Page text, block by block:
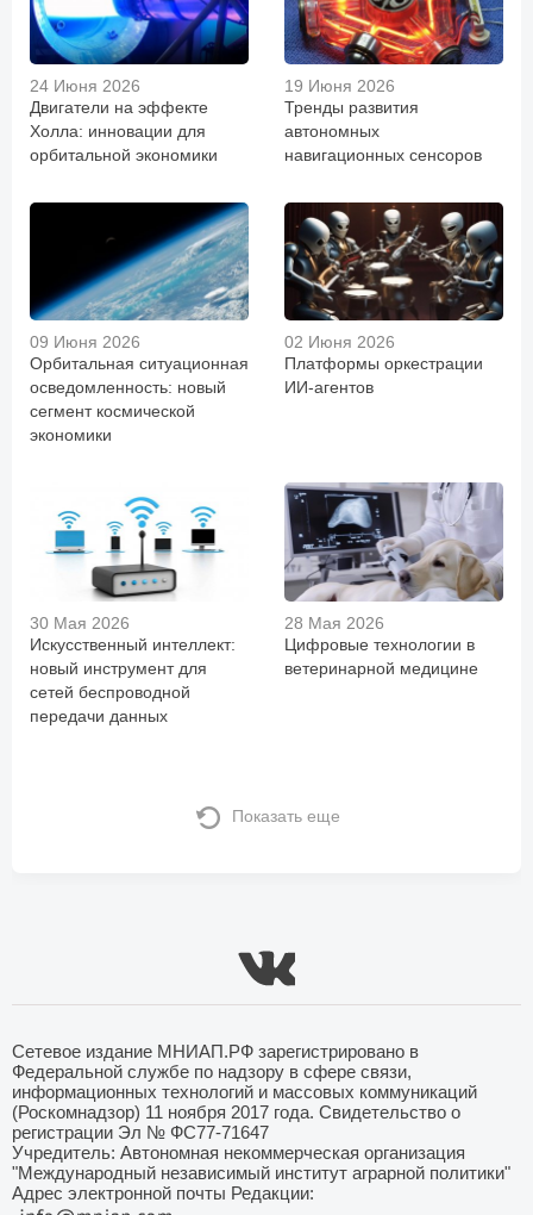
24 Июня 2026
Двигатели на эффекте
Холла: инновации для
орбитальной экономики
19 Июня 2026
Тренды развития
автономных
навигационных сенсоров
09 Июня 2026
Орбитальная ситуационная
осведомленность: новый
сегмент космической
экономики
02 Июня 2026
Платформы оркестрации
ИИ-агентов
30 Мая 2026
Искусственный интеллект:
новый инструмент для
сетей беспроводной
передачи данных
28 Мая 2026
Цифровые технологии в
ветеринарной медицине
Показать еще
Сетевое издание МНИАП.РФ зарегистрировано в
Федеральной службе по надзору в сфере связи,
информационных технологий и массовых коммуникаций
(Роскомнадзор) 11 ноября 2017 года. Свидетельство о
регистрации Эл № ФС77-71647
Учредитель: Автономная некоммерческая организация
"Международный независимый институт аграрной политики"
Адрес электронной почты Редакции: